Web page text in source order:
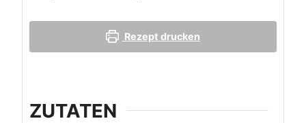
Rezept drucken
ZUTATEN